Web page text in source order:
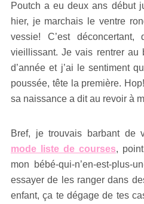
Poutch a eu deux ans début
hier, je marchais le ventre
vessie! C’est déconcertant,
vieillissant. Je vais rentrer au
d’année et j’ai le sentiment
poussée, tête la première.
sa naissance a dit au revoir à
Bref, je trouvais barbant de
mode liste de courses,
mon bébé-qui-n’en-est-plus-
essayer de les ranger dans
enfant, ça te dégage de tes